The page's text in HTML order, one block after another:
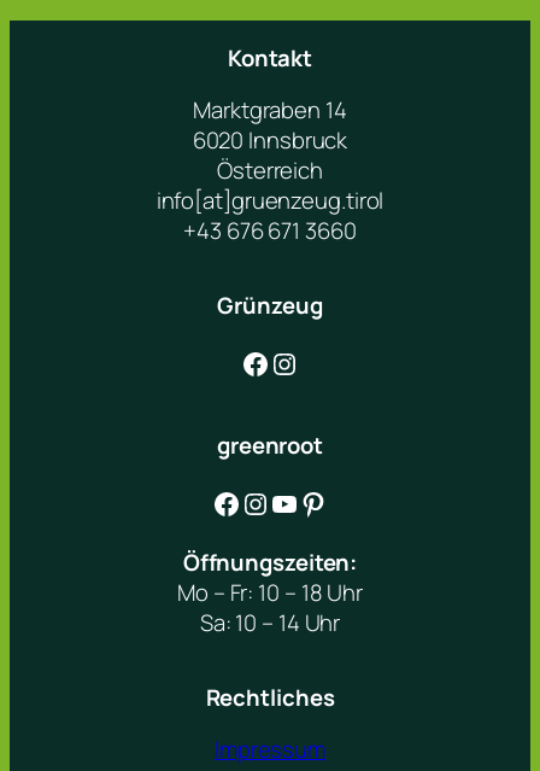
Kontakt
Marktgraben 14
6020 Innsbruck
Österreich
info[at]gruenzeug.tirol
+43 676 671 3660
Grünzeug
Facebook Instagram
greenroot
Facebook Instagram YouTube Pinterest
Öffnungszeiten:
Mo – Fr: 10 – 18 Uhr
Sa: 10 – 14 Uhr
Rechtliches
Impressum